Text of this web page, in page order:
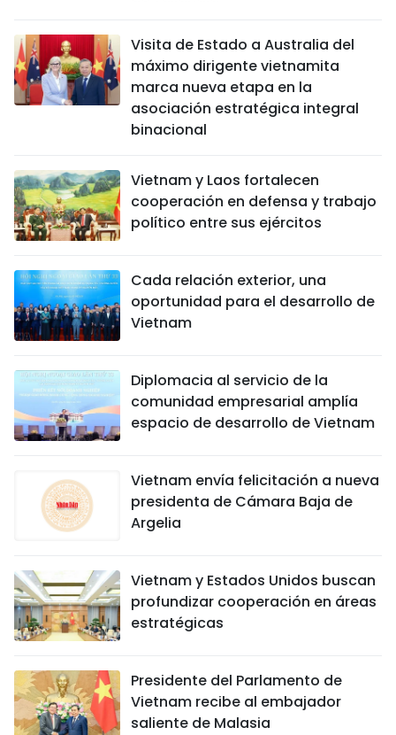
Visita de Estado a Australia del
máximo dirigente vietnamita
marca nueva etapa en la
asociación estratégica integral
binacional
Vietnam y Laos fortalecen
cooperación en defensa y trabajo
político entre sus ejércitos
Cada relación exterior, una
oportunidad para el desarrollo de
Vietnam
Diplomacia al servicio de la
comunidad empresarial amplía
espacio de desarrollo de Vietnam
Vietnam envía felicitación a nueva
presidenta de Cámara Baja de
Argelia
Vietnam y Estados Unidos buscan
profundizar cooperación en áreas
estratégicas
Presidente del Parlamento de
Vietnam recibe al embajador
saliente de Malasia